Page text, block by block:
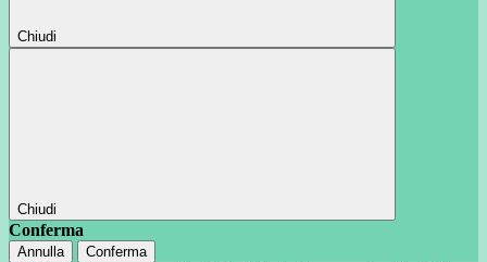
Chiudi
Chiudi
Conferma
Annulla Conferma